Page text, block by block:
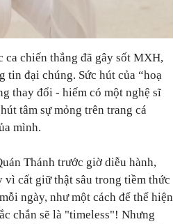
chiến thắng đã gây sốt MXH,
tin đại chúng. Sức hút của “hoạ
thay đổi - hiếm có một nghệ sĩ
tâm sự mỏng trên trang cá
mình.
Thánh trước giờ diễu hành,
cất giữ thật sâu trong tiềm thức
ngày, như một cách để thể hiện
chắn sẽ là "timeless"! Nhưng